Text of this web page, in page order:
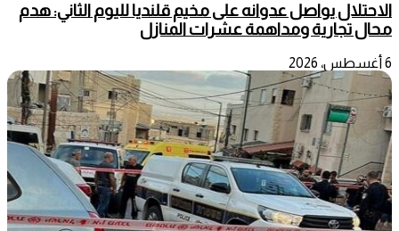
الاحتلال يواصل عدوانه على مخيم قلنديا لليوم الثاني: هدم
محال تجارية ومداهمة عشرات المنازل
6 أغسطس، 2026